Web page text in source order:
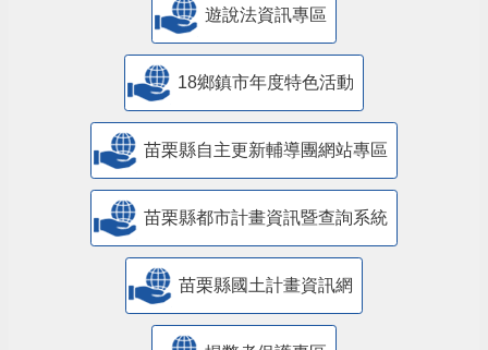
遊說法資訊專區
18鄉鎮市年度特色活動
苗栗縣自主更新輔導團網站專區
苗栗縣都市計畫資訊暨查詢系統
苗栗縣國土計畫資訊網